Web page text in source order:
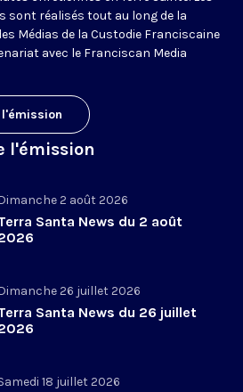
sont réalisés tout au long de la
Médias de la Custodie Franciscaine
avec le Franciscan Media
l'émission
2 août 2026
Santa News du 2 août
26 juillet 2026
Santa News du 26 juillet
18 juillet 2026